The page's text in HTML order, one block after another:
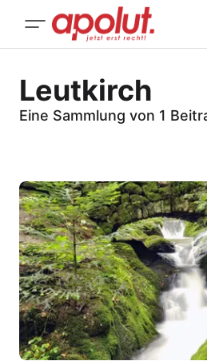
Leutkirch
Eine Sammlung von 1